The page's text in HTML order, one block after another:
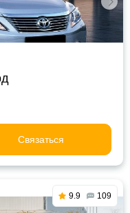
Связаться
9.9 109